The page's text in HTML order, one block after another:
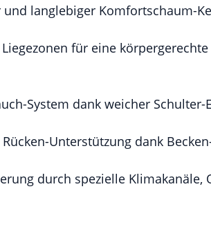
langlebiger Komfortschaum-
für eine
System dank weicher
Unterstützung dank
durch spezielle